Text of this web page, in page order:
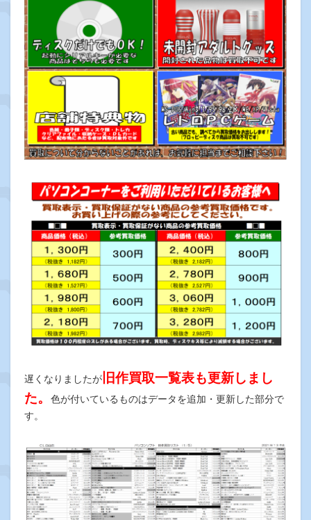
遅くなりましたが 旧作買取一覧表も更新しまし
た。
色が付いているものはデータを追加・更新した部分で
す。